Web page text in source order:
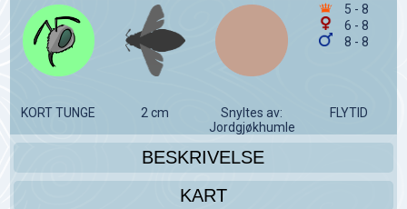
5 - 8
6 - 8
8 - 8
KORT TUNGE 2 cm
Snyltes av:
Jordgjøkhumle
FLYTID
BESKRIVELSE
KART